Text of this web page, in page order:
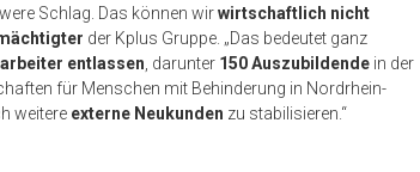
Schlag. Das können wirwirtschaftlich nicht
der Kplus Gruppe. „Das bedeutet ganz
entlassen , darunter 150 Auszubildende in der
für Menschen mit Behinderung in Nordrhein-
weitere externe Neukunden zu stabilisieren.“